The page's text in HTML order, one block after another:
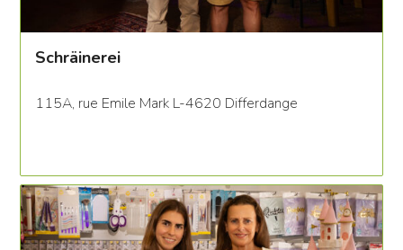
Schräinerei
115A, rue Emile Mark L-4620 Differdange